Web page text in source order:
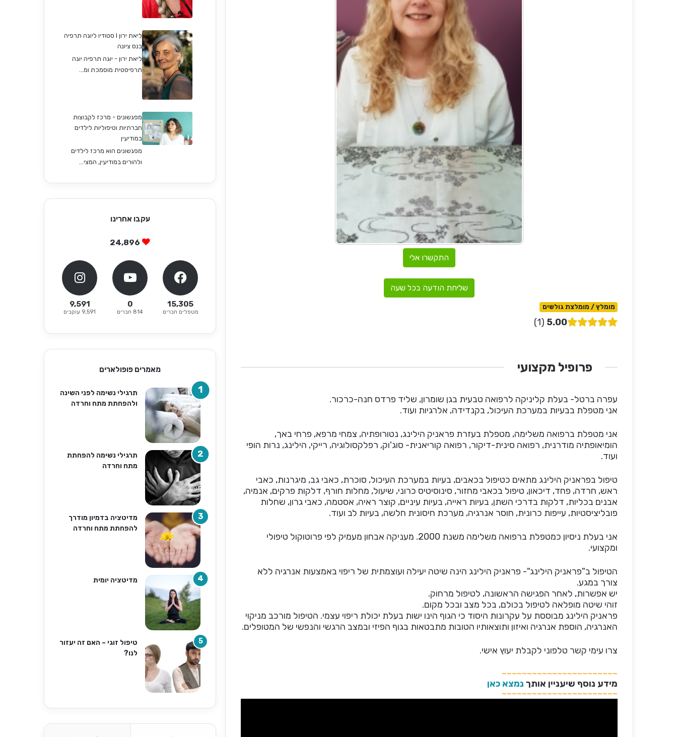
התקשרו אלי
שליחת הודעה בכל שעה
מומלץ / מומלצת גולשים
5.00
1
פרופיל מקצועי
עפרה ברטל- בעלת קליניקה לרפואה טבעית בגן שומרון, שליד פרדס חנה-כרכור.
אני מטפלת בבעיות במערכת העיכול, בקנדידה, אלרגיות ועוד.
אני מטפלת ברפואה משלימה, מטפלת בעזרת פראניק הילינג, נטורופתיה, צמחי מרפא, פרחי באך,
הומיאופתיה מודרנית, רפואה סינית-דיקור, רפואה קוריאנית- סוג'וק, רפלקסולוגיה, רייקי, הילינג, נרות הופי
ועוד.
טיפול בפראניק הילינג מתאים כטיפול בכאבים, בעיות במערכת העיכול, סוכרת, כאבי גב, מיגרנות, כאבי
ראש, חרדה, פחד, דיכאון, טיפול בכאבי מחזור, סינוסיטיס כרוני, שיעול, מחלות חורף, דלקות פרקים, אנמיה,
אבנים בכליות, דלקות בדרכי השתן, בעיות ראייה, בעיות עיניים, קוצר ראיה, אסטמה, כאבי גרון, שחלות
פובליציסטיות, עייפות כרונית, חוסר אנרגיה, מערכת חיסונית חלשה, בעיות לב ועוד.
אני בעלת ניסיון כמטפלת ברפואה משלימה משנת 2000. מעניקה אבחון מעמיק לפי פרוטוקול טיפולי
ומקצועי.
הטיפול ב"פראניק הילינג"- פראניק הילינג הינה שיטה יעילה ועוצמתית של ריפוי באמצעות אנרגיה ללא
צורך במגע.
יש אפשרות, לאחר הפגישה הראשונה, לטיפול מרחוק.
זוהי שיטה מופלאה לטיפול בכולם, בכל מצב ובכל מקום.
פראניק הילינג מבוססת על עקרונות היסוד כי הגוף הינו ישות בעלת יכולת ריפוי עצמי. הטיפול מורכב מניקוי
האנרגיה, הוספת אנרגיה ואיזון ותוצאותיו הטובות מתבטאות בגוף הפיזי ובמצב הרגשי והנפשי של המטופלים.
צרו עימי קשר טלפוני לקבלת יעוץ אישי.
~~~~~~~~~~~~~~~~~~~~~~~
מידע נוסף שיעניין אותך נמצא כאן
~~~~~~~~~~~~~~~~~~~~~~~
ליאת ירון I סטודיו ליוגה תרפיה
בנס ציונה
ליאת ירון - יוגה תרפיה יוגה
תרפיסטית מוסמכת ומ...
מפגשונים - מרכז לקבוצות
חברתיות וטיפוליות לילדים
במודיעין
מפגשונים הוא מרכז לילדים
ולהורים במודיעין, המצי...
עקבו אחרינו
24,896
15,305
מטפלים חברים
0
814 חברים
9,591
9,591 עוקבים
מאמרים פופולארים
תרגילי נשימה לפני השינה
ולהפחתת מתח וחרדה
תרגילי נשימה להפחתת
מתח וחרדה
מדיטציה בדמיון מודרך
להפחתת מתח וחרדה
מדיטציה יומית
טיפול זוגי – האם זה יעזור
לנו?